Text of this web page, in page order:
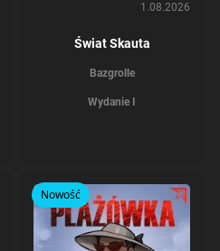
1.08.2026
Świat Skauta
Bazgrolle
Wydanie I
Nowość